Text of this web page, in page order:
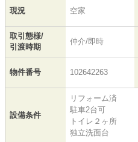
現況 空家
取引態様/
引渡時期
仲介/即時
物件番号 102642263
設備条件
リフォーム済
駐車2台可
トイレ２ヶ所
独立洗面台